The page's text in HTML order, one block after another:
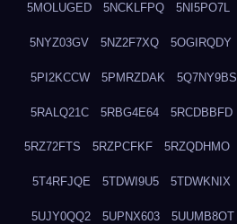
5MOLUGED 5NCKLFPQ 5NI5PO7L
5NYZ03GV 5NZ2F7XQ 5OGIRQDY
5PI2KCCW 5PMRZDAK 5Q7NY9BS
5RALQ21C 5RBG4E64 5RCDBBFD
5RZ72FTS 5RZPCFKF 5RZQDHMO
5T4RFJQE 5TDWI9U5 5TDWKNIX
5UJY0QQ2 5UPNX603 5UUMB8OT